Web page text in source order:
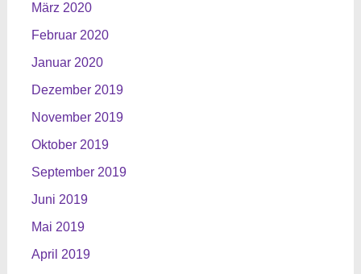
März 2020
Februar 2020
Januar 2020
Dezember 2019
November 2019
Oktober 2019
September 2019
Juni 2019
Mai 2019
April 2019